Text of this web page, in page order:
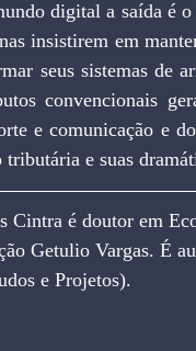
insistirem em
seus sistemas de
convencionais
e comunicação e
tributária e suas
Cintra é doutor em
Getulio Vargas. É
e Projetos).